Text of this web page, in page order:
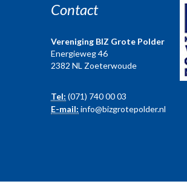
Contact
Vereniging BIZ Grote Polder
Energieweg 46
2382 NL Zoeterwoude
Tel: (071) 740 00 03
E-mail: info@bizgrotepolder.nl